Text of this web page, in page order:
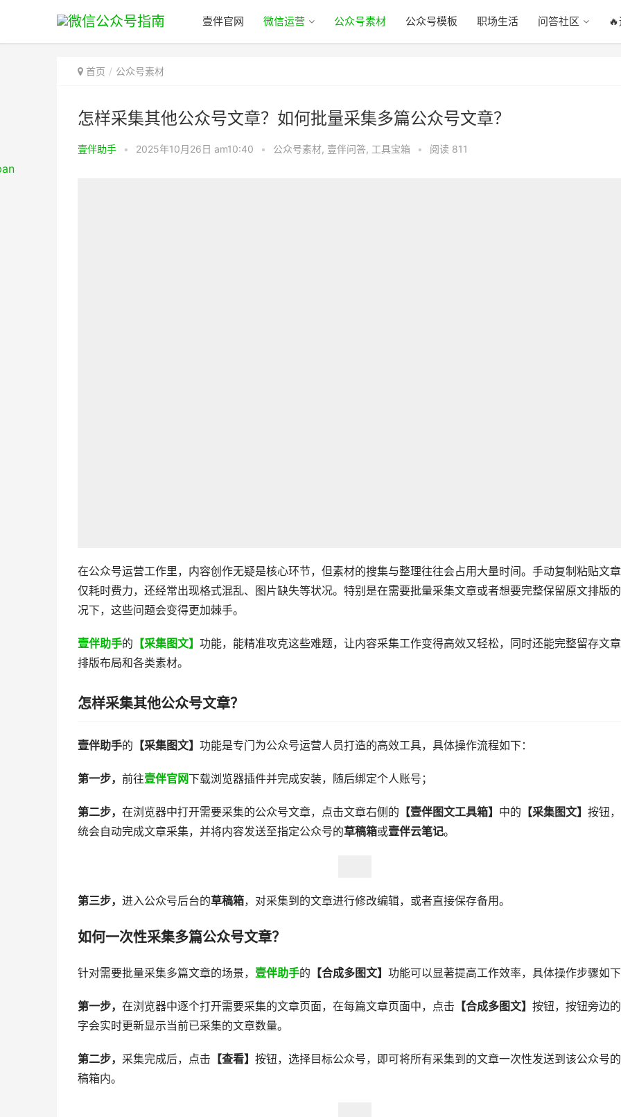
壹伴官网 微信运营 公众号素材 公众号模板 职场生活 问答社区
首页 公众号素材
怎样采集其他公众号文章？如何批量采集多篇公众号文章？
壹伴助手 • 2025年10月26日 am10:40 • 公众号素材, 壹伴问答, 工具宝箱 • 阅读 811
在公众号运营工作里，内容创作无疑是核心环节，但素材的搜集与整理往往会占用大量时间。手动复制粘贴文
仅耗时费力，还经常出现格式混乱、图片缺失等状况。特别是在需要批量采集文章或者想要完整保留原文排版
况下，这些问题会变得更加棘手。
壹伴助手的 【采集图文】 功能，能精准攻克这些难题，让内容采集工作变得高效又轻松，同时还能完整留存文
排版布局和各类素材。
怎样采集其他公众号文章？
壹伴助手的 【采集图文】 功能是专门为公众号运营人员打造的高效工具，具体操作流程如下：
第一步， 前往壹伴官网下载浏览器插件并完成安装，随后绑定个人账号；
第二步， 在浏览器中打开需要采集的公众号文章，点击文章右侧的 【壹伴图文工具箱】 中的 【采集图文】 按钮
统会自动完成文章采集，并将内容发送至指定公众号的草稿箱或壹伴云笔记。
第三步， 进入公众号后台的草稿箱，对采集到的文章进行修改编辑，或者直接保存备用。
如何一次性采集多篇公众号文章？
针对需要批量采集多篇文章的场景， 壹伴助手的 【合成多图文】 功能可以显著提高工作效率，具体操作步骤如
第一步， 在浏览器中逐个打开需要采集的文章页面，在每篇文章页面中，点击 【合成多图文】 按钮，按钮旁边
字会实时更新显示当前已采集的文章数量。
第二步， 采集完成后，点击 【查看】 按钮，选择目标公众号，即可将所有采集到的文章一次性发送到该公众号
稿箱内。